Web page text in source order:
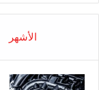
الأشهر